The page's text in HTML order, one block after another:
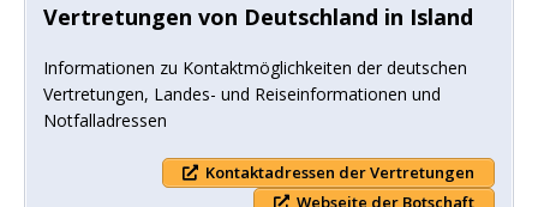
Vertretungen von Deutschland in Island
Informationen zu Kontaktmöglichkeiten der deutschen
Vertretungen, Landes- und Reiseinformationen und
Notfalladressen
Kontaktadressen der Vertretungen
Webseite der Botschaft